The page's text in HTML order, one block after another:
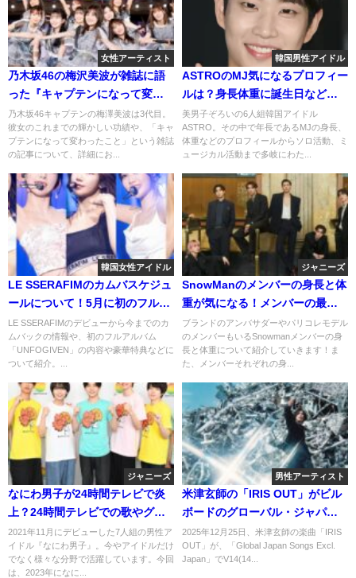
女性アーティスト
乃木坂46の梅沢美波が雑誌に語
った『キャプテンになって変わ
った事』
乃木坂46キャプテンの梅澤美波は3代目。
彼女のこれまでの輝かしい功績や、「キャ
プテンになって変わったこと」という雑誌
の記事について、詳細にお...
韓国男性アイドル
ASTROのMJ気になるプロフィー
ルは？身長体重に誕生日などま
とめてみる！
美男子ぞろいの6人組韓国アイドル
ASTRO。その中で年長であるMJの身長、
体重などのプロフィールからソロ活動、ミ
ュージカル活動まで多岐にわた...
韓国女性アイドル
LE SSERAFIMのカムバスケジュ
ールについて！5月に初のフルア
ルバム！？
LE SSERAFIMのデビューから今までのカ
ムバックの情報や、初のフルアルバム
「UNFOGIVEN」の内容や豪華特典などに
ついて紹介。...
ジャニーズ
SnowManのメンバーの身長と体
重が気になる！メンバーの最大
身長差は何センチ？
ブランドのアンバサダーやパリコレモデル
のメンバーもいるSnowmanメンバーの身
長と体重について紹介していきます！ま
た、メンバーそれぞれの身...
ジャニーズ
なにわ男子が24時間テレビで炎
上？24時間テレビでの歌やグッ
ズはあったの？
2021年11月にデビューした7人組の男性ア
イドル『なにわ男子』。今やアイドルだけ
でなく様々な分野で活躍しています。今回
は、2023年になに...
男性アーティスト
米津玄師の「IRIS OUT」がビル
ボードのグローバル・ジャパ
ン・ソングスV14達成！
2025年12月25日、米津玄師の楽曲「IRIS
OUT」が、「Global Japan Songs Excl.
Japan」でV14(14...